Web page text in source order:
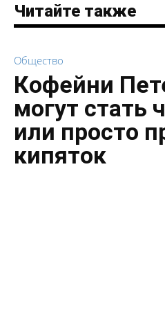
Читайте также
Общество
Кофейни
могут стать
или просто
кипяток